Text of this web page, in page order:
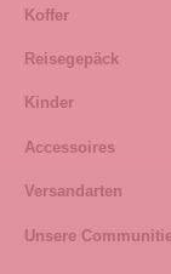
Koffer
Reisegepäck
Kinder
Accessoires
Versandarten
Unsere